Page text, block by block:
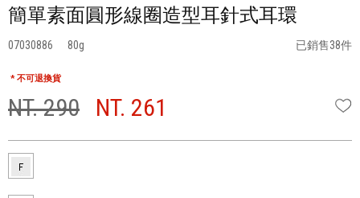
簡單素面圓形線圈造型耳針式耳環
07030886 80 已銷售38件
* 不可退換貨
NT. 290 NT. 261